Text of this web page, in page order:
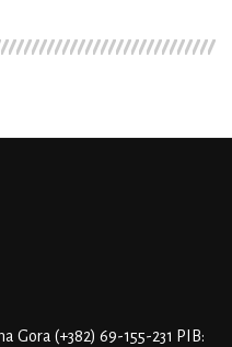
Gora (+382) 69-155-231 PIB: